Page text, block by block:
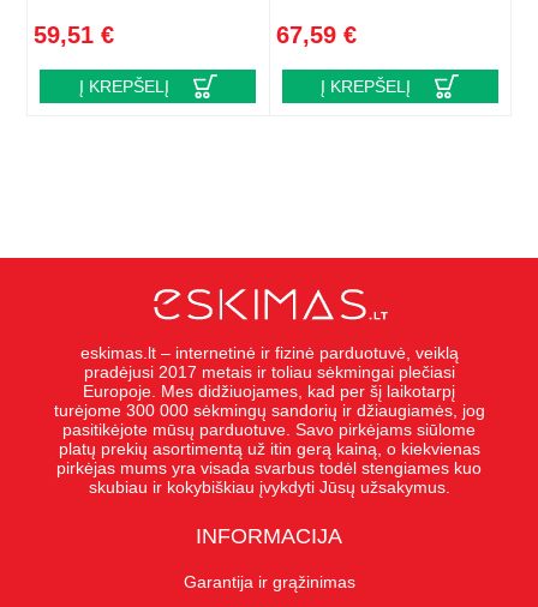
59,51 €
Į KREPŠELĮ
67,59 €
Į KREPŠELĮ
eskimas.lt – internetinė ir fizinė parduotuvė, veiklą
pradėjusi 2017 metais ir toliau sėkmingai plečiasi
Europoje. Mes didžiuojames, kad per šį laikotarpį
turėjome 300 000 sėkmingų sandorių ir džiaugiamės, jog
pasitikėjote mūsų parduotuve. Savo pirkėjams siūlome
platų prekių asortimentą už itin gerą kainą, o kiekvienas
pirkėjas mums yra visada svarbus todėl stengiames kuo
skubiau ir kokybiškiau įvykdyti Jūsų užsakymus.
INFORMACIJA
Garantija ir grąžinimas